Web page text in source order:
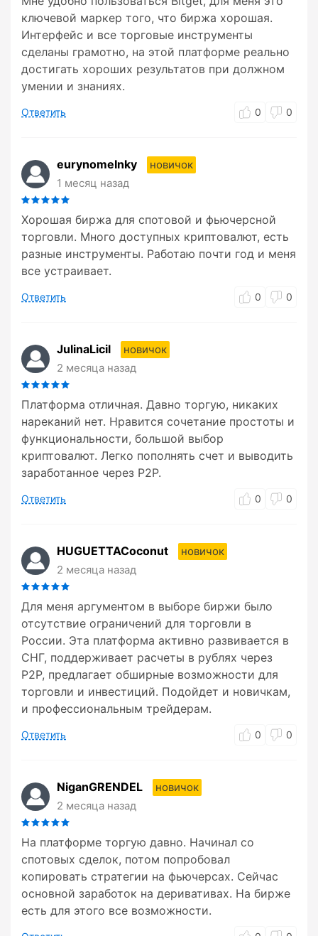
ключевой маркер того, что биржа хорошая.
Интерфейс и все торговые инструменты
сделаны грамотно, на этой платформе реально
достигать хороших результатов при должном
умении и знаниях.
Ответить 0 0
eurynomeInky
новичок
1 месяц назад
Хорошая биржа для спотовой и фьючерсной
торговли. Много доступных криптовалют, есть
разные инструменты. Работаю почти год и меня
все устраивает.
Ответить 0 0
JulinaLicil
новичок
2 месяца назад
Платформа отличная. Давно торгую, никаких
нареканий нет. Нравится сочетание простоты и
функциональности, большой выбор
криптовалют. Легко пополнять счет и выводить
заработанное через P2P.
Ответить 0 0
HUGUETTACoconut
новичок
2 месяца назад
Для меня аргументом в выборе биржи было
отсутствие ограничений для торговли в
России. Эта платформа активно развивается в
СНГ, поддерживает расчеты в рублях через
P2P, предлагает обширные возможности для
торговли и инвестиций. Подойдет и новичкам,
и профессиональным трейдерам.
Ответить 0 0
NiganGRENDEL
новичок
2 месяца назад
На платформе торгую давно. Начинал со
спотовых сделок, потом попробовал
копировать стратегии на фьючерсах. Сейчас
основной заработок на деривативах. На бирже
есть для этого все возможности.